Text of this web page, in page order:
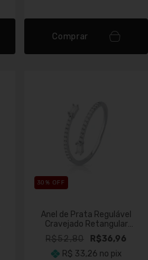
Comprar
30 % OFF
Anel de Prata Regulável
Cravejado Retangular
Cristal
R$52,80
R$36,96
R$ 33,26 no pix